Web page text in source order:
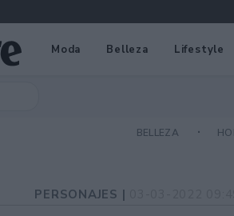
Moda Belleza Lifestyle
BELLEZA
PERSONAJES |